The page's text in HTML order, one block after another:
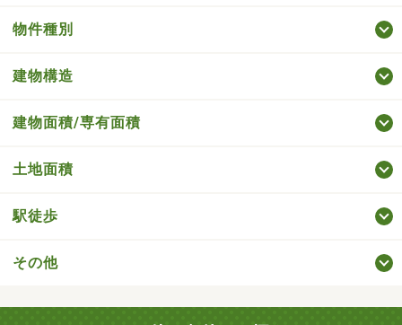
物件種別
建物構造
建物面積/専有面積
土地面積
駅徒歩
その他